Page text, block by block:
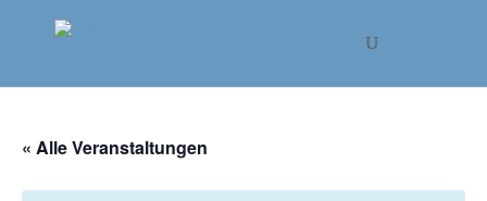
« Alle Veranstaltungen